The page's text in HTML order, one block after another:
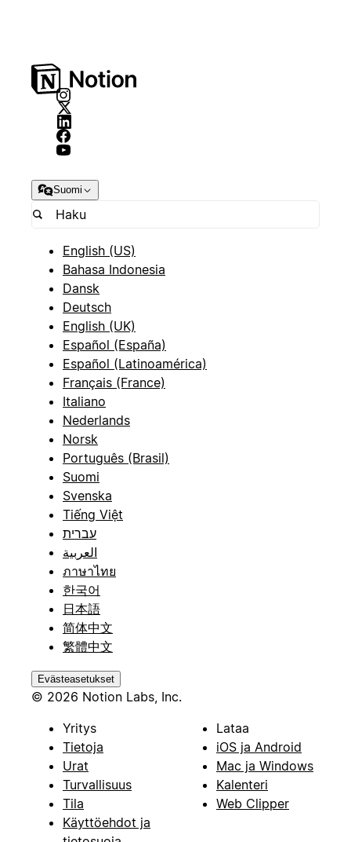
Suomi
English (US)
Bahasa Indonesia
Dansk
Deutsch
English (UK)
Español (España)
Español (Latinoamérica)
Français (France)
Italiano
Nederlands
Norsk
Português (Brasil)
Suomi
Svenska
Tiếng Việt
עברית
العربية
ภาษาไทย
한국어
日本語
简体中文
繁體中文
Evästeasetukset
© 2026 Notion Labs, Inc.
Yritys
Tietoja
Urat
Turvallisuus
Tila
Käyttöehdot ja
Lataa
iOS ja Android
Mac ja Windows
Kalenteri
Web Clipper